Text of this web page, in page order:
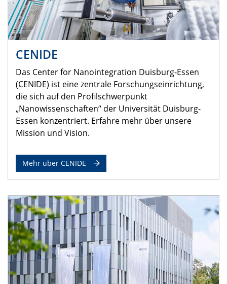
CENIDE
Das Center for Nanointegration Duisburg-Essen
(CENIDE) ist eine zentrale Forschungseinrichtung,
die sich auf den Profilschwerpunkt
„Nanowissenschaften“ der Universität Duisburg-
Essen konzentriert. Erfahre mehr über unsere
Mission und Vision.
Mehr über CENIDE